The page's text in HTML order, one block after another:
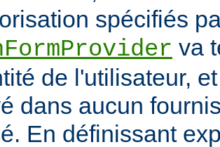
spécifiés
va
de l'utilisateur,
dans aucun
En définissant